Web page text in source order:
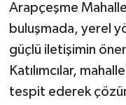
Arapçeşme
buluşmada, yerel
güçlü iletişimin
Katılımcılar,
tespit ederek